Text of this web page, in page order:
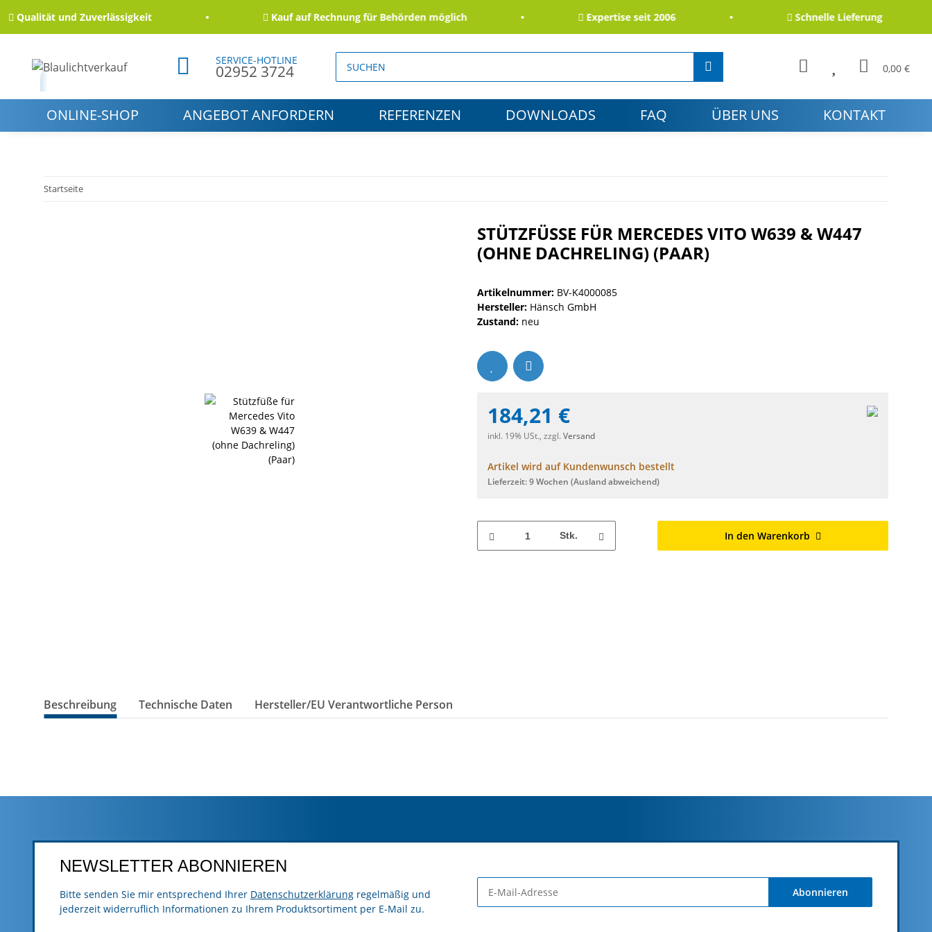
und Zuverlässigkeit Kauf auf Rechnung für Behörden möglich Expertise seit 2006 Schnelle Lieferung
SERVICE-HOTLINE
02952 3724 0,00 €
ONLINE-SHOP ANGEBOT ANFORDERN REFERENZEN DOWNLOADS FAQ ÜBER UNS KONTAKT
Startseite
STÜTZFÜSSE FÜR MERCEDES VITO W639 & W447 (
OHNE DACHRELING) (PAAR)
Artikelnummer: BV-K4000085
Hersteller: Hänsch GmbH
Zustand: neu
184,21 €
inkl. 19% USt., zzgl. Versand
Artikel wird auf Kundenwunsch bestellt
Lieferzeit:9 Wochen (Ausland abweichend)
Stk. In den Warenkorb
Beschreibung Technische Daten Hersteller/EU Verantwortliche Person
NEWSLETTER ABONNIEREN
Bitte senden Sie mir entsprechend Ihrer Datenschutzerklärung regelmäßig und
jederzeit widerruflich Informationen zu Ihrem Produktsortiment per E-Mail zu.
Abonnieren